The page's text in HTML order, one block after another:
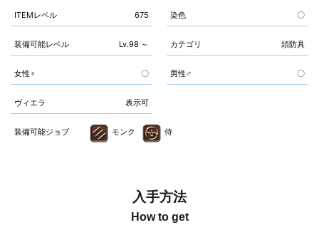
ITEMレベル 675 染色 〇
装備可能レベル Lv.98 ～ カテゴリ 頭防具
女性♀ 〇 男性♂ 〇
ヴィエラ 表示可
装備可能ジョブ モンク 侍
入手方法
How to get